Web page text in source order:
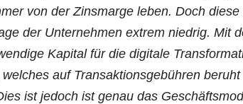
von der Zins­mar­ge leben. Doch
der Unter­neh­men extrem nied­rig. Mit
Kapi­tal für die digi­ta­le
auf Trans­ak­ti­ons­ge­büh­ren
ist jedoch ist genau das